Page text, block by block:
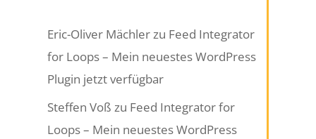
Eric-Oliver Mächlerzu Feed Integrator
for Loops – Mein neuestes WordPress
Plugin jetzt verfügbar
Steffen Voß zu Feed Integrator for
Loops – Mein neuestes WordPress